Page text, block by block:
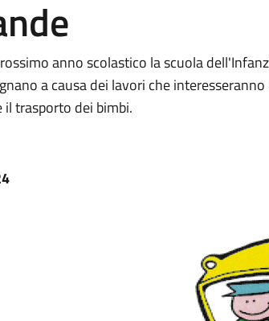
anno scolastico la scuola
a causa dei lavori che
trasporto dei bimbi.